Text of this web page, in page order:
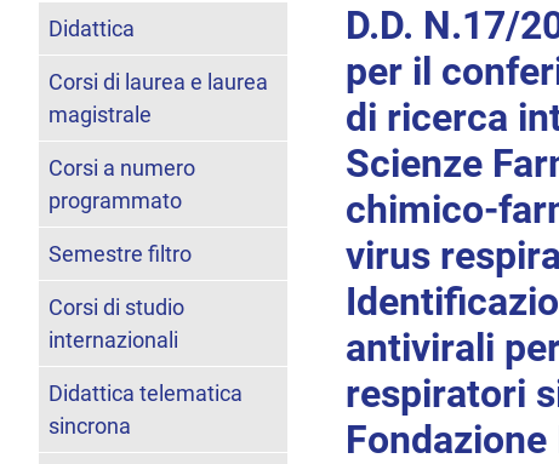
D.D. N.17/
per il
di ricerca
Scienze
chimico-
virus
antivirali
respiratori
Didattica
Corsi di laurea e laurea
magistrale
Corsi a numero
programmato
Semestre filtro
Corsi di studio
internazionali
Didattica telematica
sincrona